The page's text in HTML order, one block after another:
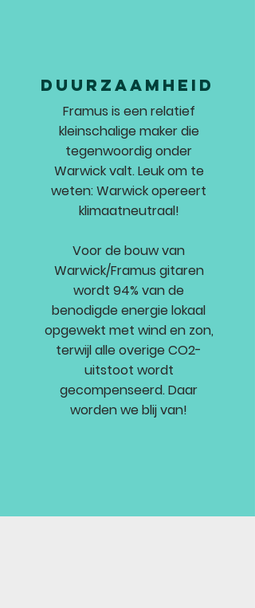
Duurzaamheid
Framus is een relatief
kleinschalige maker die
tegenwoordig onder
Warwick valt. Leuk om te
weten: Warwick opereert
klimaatneutraal!
Voor de bouw van
Warwick/Framus gitaren
wordt 94% van de
benodigde energie lokaal
opgewekt met wind en zon,
terwijl alle overige CO2-
uitstoot wordt
gecompenseerd. Daar
worden we blij van!